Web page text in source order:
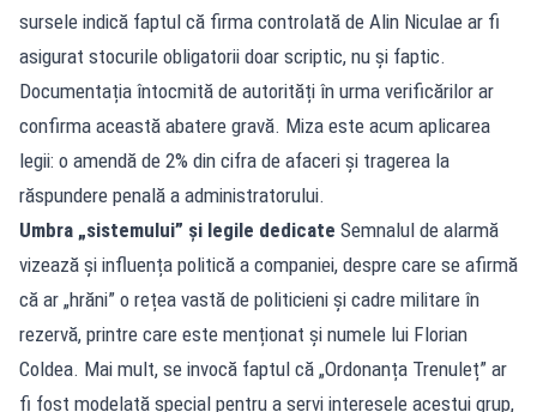
sursele indică faptul că firma controlată de Alin Niculae ar fi
asigurat stocurile obligatorii doar scriptic, nu și faptic.
Documentația întocmită de autorități în urma verificărilor ar
confirma această abatere gravă. Miza este acum aplicarea
legii: o amendă de 2% din cifra de afaceri și tragerea la
răspundere penală a administratorului.
Umbra „sistemului” și legile dedicate Semnalul de alarmă
vizează și influența politică a companiei, despre care se afirmă
că ar „hrăni” o rețea vastă de politicieni și cadre militare în
rezervă, printre care este menționat și numele lui Florian
Coldea. Mai mult, se invocă faptul că „Ordonanța Trenuleț” ar
fi fost modelată special pentru a servi interesele acestui grup,